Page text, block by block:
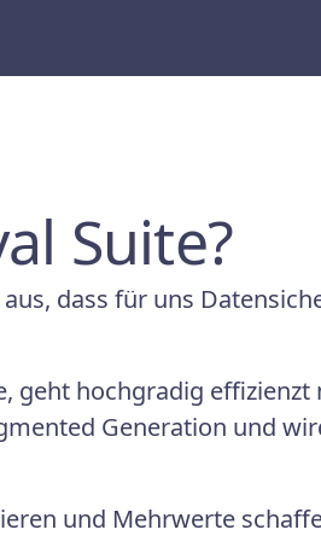
Suite?
dass für uns
geht hochgradig effizienzt
Generation und
und Mehrwerte